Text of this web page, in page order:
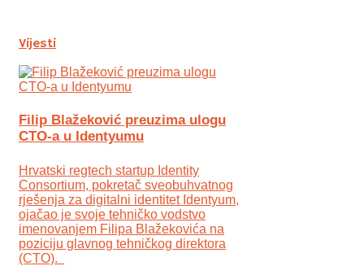
Vijesti
Filip Blažeković preuzima ulogu
CTO-a u Identyumu
Hrvatski regtech startup Identity
Consortium, pokretač sveobuhvatnog
rješenja za digitalni identitet Identyum,
ojаčao je svoje tehničko vodstvo
imenovanjem Filipa Blažekovića na
poziciju glavnog tehničkog direktora
(CTO).